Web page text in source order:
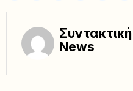
News